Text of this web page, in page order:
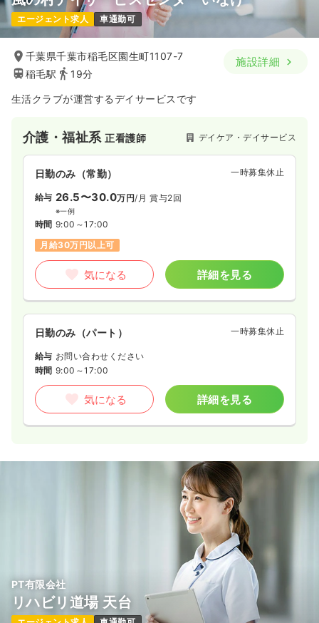
エージェント求人 車通勤可
千葉県千葉市稲毛区園生町1107-7
稲毛駅
19分
施設詳細
生活クラブが運営するデイサービスです
介護・福祉系正看護師 デイケア・デイサービス
日勤のみ（常勤） 一時募集休止
給与 26.5〜30.0万円/月 賞与2回
※一例
時間 9:00～17:00
月給30万円以上可
気になる 詳細を見る
日勤のみ（パート） 一時募集休止
給与 お問い合わせください
時間 9:00～17:00
気になる 詳細を見る
PT有限会社
リハビリ道場 天台